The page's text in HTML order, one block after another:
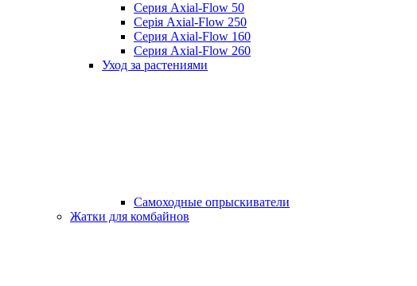
Серия Axial-Flow 50
Серія Axial-Flow 250
Серия Axial-Flow 160
Серия Axial-Flow 260
Уход за растениями
Самоходные опрыскиватели
Жатки для комбайнов